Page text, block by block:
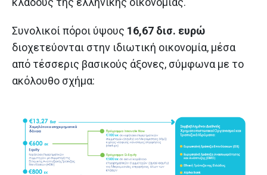
Συνολικοί πόροι ύψους 16,67 δισ. ευρώ
διοχετεύονται στην ιδιωτική οικονομία, μέσα
από τέσσερις βασικούς άξονες, σύμφωνα με το
ακόλουθο σχήμα: